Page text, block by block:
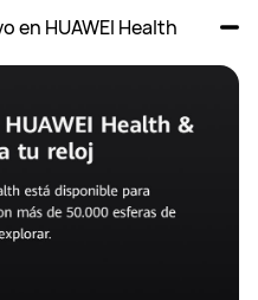
en HUAWEI Health